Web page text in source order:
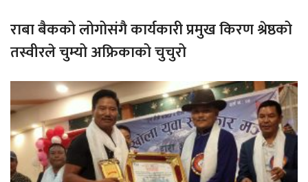
राबा बैकको लोगोसंगै कार्यकारी प्रमुख किरण श्रेष्ठको
तस्वीरले चुम्यो अफ्रिकाको चुचुरो